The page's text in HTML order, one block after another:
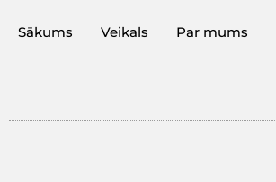
Sākums Veikals Par mums